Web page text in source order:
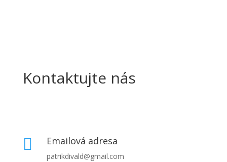
Kontaktujte nás
 Emailová adresa
patrikdivald@gmail.com